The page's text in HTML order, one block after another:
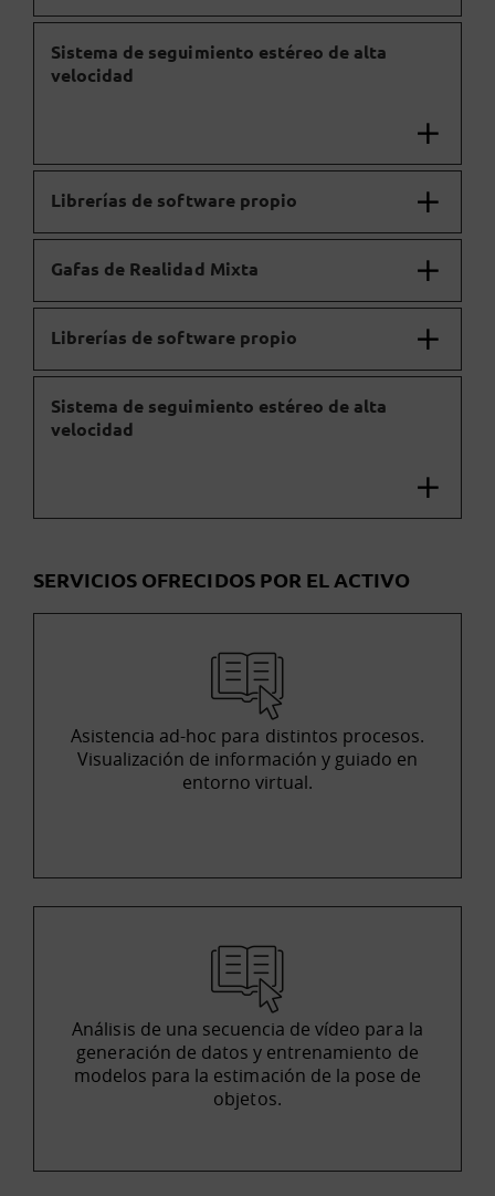
Sistema de seguimiento estéreo de alta
velocidad
Librerías de software propio
Gafas de Realidad Mixta
Librerías de software propio
Sistema de seguimiento estéreo de alta
velocidad
SERVICIOS OFRECIDOS POR EL ACTIVO
Asistencia ad-hoc para distintos procesos.
Visualización de información y guiado en
entorno virtual.
Análisis de una secuencia de vídeo para la
generación de datos y entrenamiento de
modelos para la estimación de la pose de
objetos.